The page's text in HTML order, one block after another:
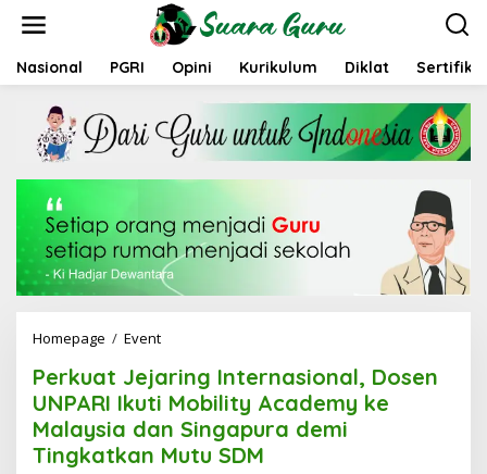
t
Nasional PGRI Opini Kurikulum Diklat
Homepage / Event
r
a
t
Perkuat Jejaring Internasional, Dosen
UNPARI Ikuti Mobility Academy ke
Malaysia dan Singapura demi
Tingkatkan Mutu SDM